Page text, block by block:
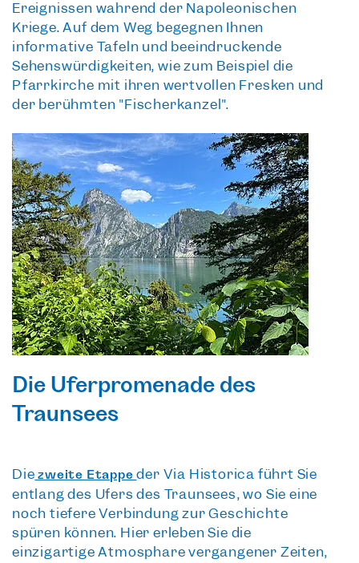
Ereignissen während der Napoleonischen
Kriege. Auf dem Weg begegnen Ihnen
informative Tafeln und beeindruckende
Sehenswürdigkeiten, wie zum Beispiel die
Pfarrkirche mit ihren wertvollen Fresken und
der berühmten "Fischerkanzel".
Die Uferpromenade des
Traunsees
Die zweite Etappeder Via Historica führt Sie
entlang des Ufers des Traunsees, wo Sie eine
noch tiefere Verbindung zur Geschichte
spüren können. Hier erleben Sie die
einzigartige Atmosphäre vergangener Zeiten,